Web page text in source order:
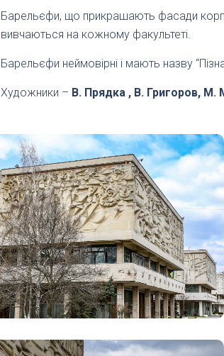
Барельєфи, що прикрашають фасади
вивчаються на кожному факультеті.
Барельєфи неймовірні і мають назву
Художники – В. Прядка , В. Григоров,